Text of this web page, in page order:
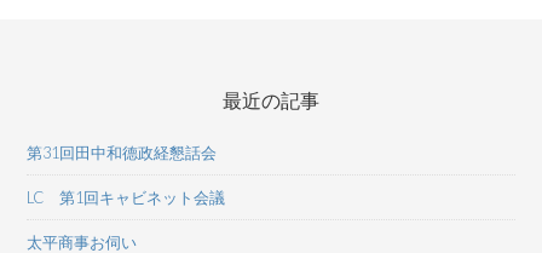
最近の記事
第31回田中和德政経懇話会
LC 第1回キャビネット会議
太平商事お伺い